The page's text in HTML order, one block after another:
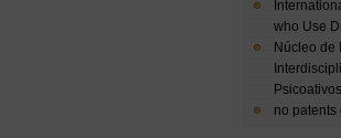
who Use
Núcleo de
no patents